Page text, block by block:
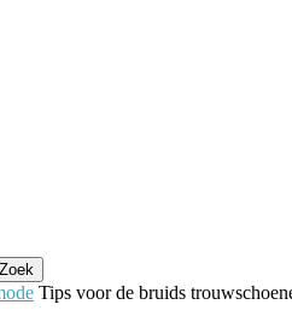
Tips voor de bruids